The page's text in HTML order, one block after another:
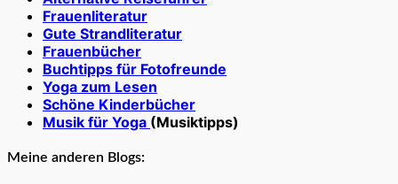
Frauenliteratur
Gute Strandliteratur
Frauenbücher
Buchtipps für Fotofreunde
Yoga zum Lesen
Schöne Kinderbücher
Musik für Yoga (Musiktipps)
Meine anderen Blogs: